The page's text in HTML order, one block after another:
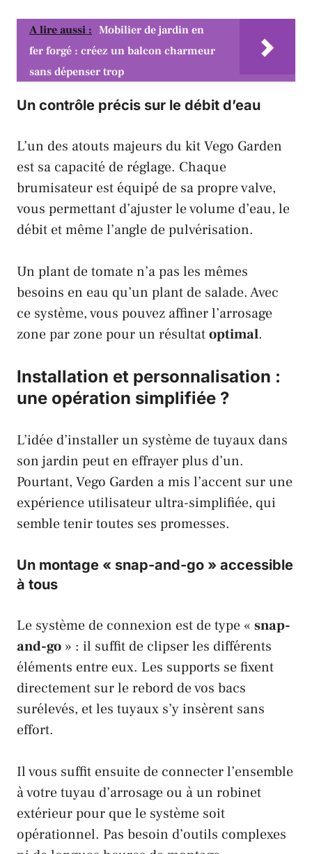
A lire aussi : Mobilier de jardin en
fer forgé : créez un balcon charmeur
sans dépenser trop
Un contrôle précis sur le débit d’eau
L’un des atouts majeurs du kitVego Garden
est sa capacité de réglage. Chaque
brumisateur est équipé de sa propre valve,
vous permettant d’ajuster le volume d’eau, le
débit et même l’angle de pulvérisation.
Un plant de tomate n’a pas les mêmes
besoins en eau qu’un plant de salade. Avec
ce système, vous pouvez affiner l’arrosage
zone par zone pour un résultatoptimal.
Installation et personnalisation :
une opération simplifiée ?
L’idée d’installer un système de tuyaux dans
son jardin peut en effrayer plus d’un.
Pourtant, Vego Garden a mis l’accent sur une
expérience utilisateur ultra-simplifiée, qui
semble tenir toutes ses promesses.
Un montage « snap-and-go » accessible
à tous
Le système de connexion est de type « snap-
and-go » : il suffit de clipser les différents
éléments entre eux. Les supports se fixent
directement sur le rebord de vos bacs
surélevés, et les tuyaux s’y insèrent sans
effort.
Il vous suffit ensuite de connecter l’ensemble
à votre tuyau d’arrosage ou à un robinet
extérieur pour que le système soit
opérationnel. Pas besoin d’outils complexes